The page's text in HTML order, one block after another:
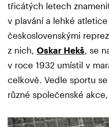
třicátých letech
v plavání a lehké
československými
z nich, Oskar Hekš, se
v roce 1932 umístil v
celkově. Vedle sportu
různé společenské